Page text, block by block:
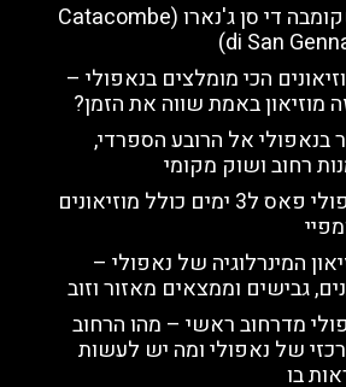
קטקומבה די סן ג'נארו (Catacombe
di San
הכי מומלצים בנאפולי –
מוזיאון באמת שווה את הזמן?
בנאפולי אל הרובע הספרדי,
רחוב ושוק מקומי
נאפולי פאס ל3 ימים כולל מוזיאונים
המינרלוגיה של נאפולי –
גבישים וממצאים מאזור וזוב
מדרחוב ראשי – מהו הרחוב
של נאפולי ומה יש לעשות
בו